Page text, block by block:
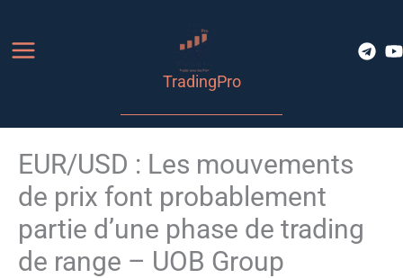
contenu
TradingPro
EUR/USD : Les mouvements
de prix font probablement
partie d’une phase de trading
de range – UOB Group